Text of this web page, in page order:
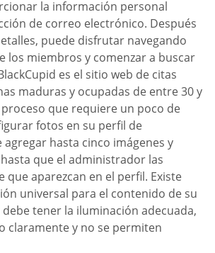
la información personal
de correo electrónico. Después
puede disfrutar navegando
los miembros y comenzar a buscar
es el sitio web de citas
maduras y ocupadas de entre 30 y
que requiere un poco de
fotos en su perfil de
agregar hasta cinco imágenes y
que el administrador las
que aparezcan en el perfil. Existe
universal para el contenido de su
tener la iluminación adecuada,
claramente y no se permiten